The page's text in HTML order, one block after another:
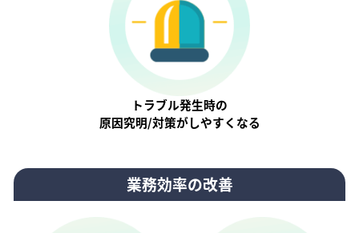
トラブル発生時の
原因究明/対策がしやすくなる
業務効率の改善